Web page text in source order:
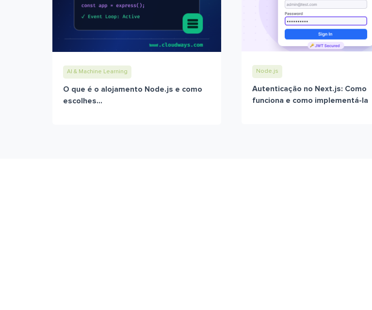
AI & Machine Learning
O que é o alojamento Node.js e como
escolhes...
Node.js
Autenticação no Next.js: Como
funciona e como implementá-la